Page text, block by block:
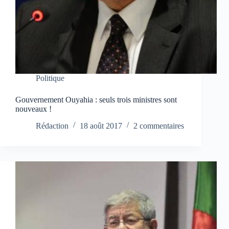
Politique
Gouvernement Ouyahia : seuls trois ministres sont
nouveaux !
Rédaction
18 août 2017 2 commentaires